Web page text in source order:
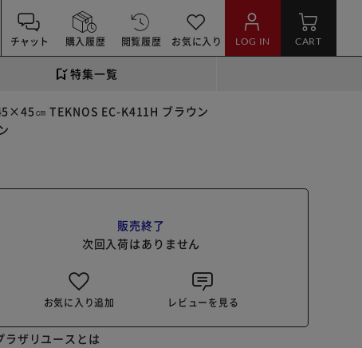
チャット 購入履歴 閲覧履歴 お気に入り LOG IN CART
特集一覧
㎝ TEKNOS EC-K411H ブラウン
販売終了
次回入荷はありません
お気に入り追加 レビューを見る
ラザリユースとは